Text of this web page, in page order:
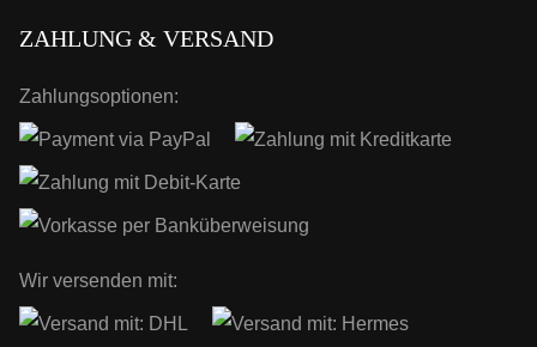
ZAHLUNG & VERSAND
Zahlungsoptionen:
Wir versenden mit: